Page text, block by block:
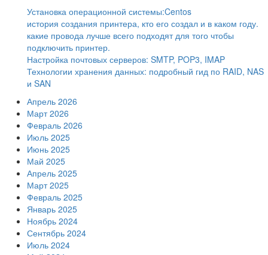
Установка операционной системы:Centos
история создания принтера, кто его создал и в каком году.
какие провода лучше всего подходят для того чтобы
подключить принтер.
Настройка почтовых серверов: SMTP, POP3, IMAP
Технологии хранения данных: подробный гид по RAID, NAS
и SAN
Апрель 2026
Март 2026
Февраль 2026
Июль 2025
Июнь 2025
Май 2025
Апрель 2025
Март 2025
Февраль 2025
Январь 2025
Ноябрь 2024
Сентябрь 2024
Июль 2024